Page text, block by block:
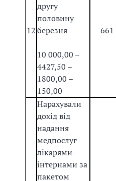
12
другу
половину
березня
10 000,00 –
4427,50 –
1800,00 –
150,00
661
Нарахували
дохід від
надання
медпослуг
лікарями-
інтернами за
пакетом